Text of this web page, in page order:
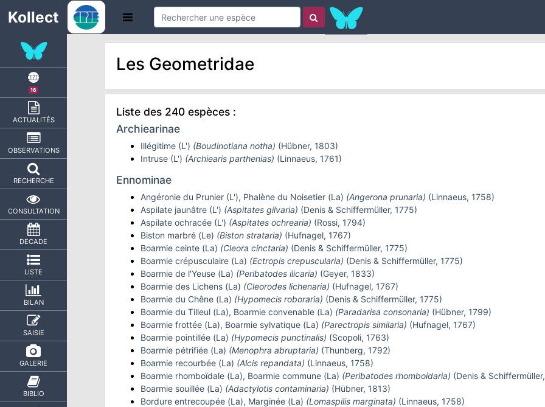
Kollect
16
ACTUALITÉS
OBSERVATIONS
RECHERCHE
CONSULTATION
DECADE
LISTE
BILAN
SAISIE
GALERIE
BIBLIO
Les Geometridae
Liste des 240 espèces :
Archiearinae
Illégitime (L') (Boudinotiana notha) (Hübner, 1803)
Intruse (L') (Archiearis parthenias) (Linnaeus, 1761)
Ennominae
Angéronie du Prunier (L'), Phalène du Noisetier (La) (Angerona prunaria) (Linnaeus, 1758)
Aspilate jaunâtre (L') (Aspitates gilvaria) (Denis & Schiffermüller, 1775)
Aspilate ochracée (L') (Aspitates ochrearia) (Rossi, 1794)
Biston marbré (Le) (Biston strataria) (Hufnagel, 1767)
Boarmie ceinte (La) (Cleora cinctaria) (Denis & Schiffermüller, 1775)
Boarmie crépusculaire (La) (Ectropis crepuscularia) (Denis & Schiffermüller, 1775)
Boarmie de l'Yeuse (La) (Peribatodes ilicaria) (Geyer, 1833)
Boarmie des Lichens (La) (Cleorodes lichenaria) (Hufnagel, 1767)
Boarmie du Chêne (La) (Hypomecis roboraria) (Denis & Schiffermüller, 1775)
Boarmie du Tilleul (La), Boarmie convenable (La) (Paradarisa consonaria) (Hübner, 1799)
Boarmie frottée (La), Boarmie sylvatique (La) (Parectropis similaria) (Hufnagel, 1767)
Boarmie pointillée (La) (Hypomecis punctinalis) (Scopoli, 1763)
Boarmie pétrifiée (La) (Menophra abruptaria) (Thunberg, 1792)
Boarmie recourbée (La) (Alcis repandata) (Linnaeus, 1758)
Boarmie rhomboïdale (La), Boarmie commune (La) (Peribatodes rhomboidaria) (Denis &
Boarmie souillée (La) (Adactylotis contaminaria) (Hübner, 1813)
Bordure entrecoupée (La), Marginée (La) (Lomaspilis marginata) (Linnaeus, 1758)